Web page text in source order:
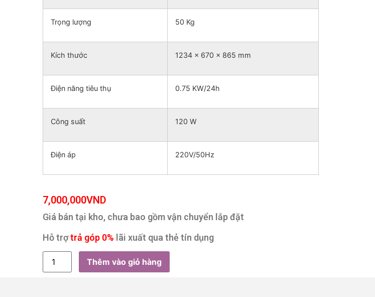
Trọng lượng 50 Kg
Kích thước 1234 x 670 x 865 mm
Điện năng tiêu thụ 0.75 KW/24h
Công suất 120 W
Điện áp 220V/50Hz
7,000,000VND
Giá bán tại kho, chưa bao gồm vận chuyển lắp đặt
Hỗ trợtrả góp 0% lãi xuất qua thẻ tín dụng
Thêm vào giỏ hàng